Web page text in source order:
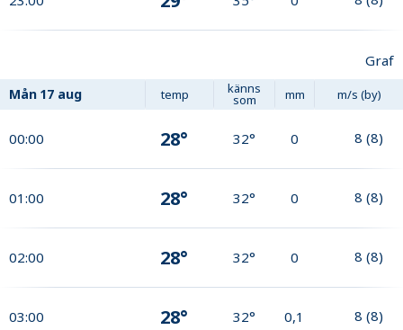
Graf
Mån 17 aug temp känns
som mm m/s (by)
00:00 28° 32° 0 8 (8)
01:00 28° 32° 0 8 (8)
02:00 28° 32° 0 8 (8)
03:00 28° 32° 0,1 8 (8)